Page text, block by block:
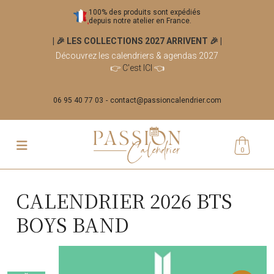
100% des produits sont expédiés
depuis notre atelier en France.
| 🎉 LES COLLECTIONS 2027 ARRIVENT 🎉
Découvrez les calendriers & agendas 2027
👉 C'est ICI 👈
06 95 40 77 03 contact@passioncalendrier.com
0
CALENDRIER 2026 BTS
BOYS BAND